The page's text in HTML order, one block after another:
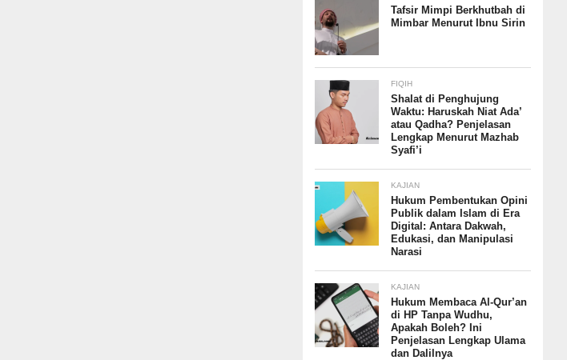
Tafsir Mimpi Berkhutbah di
Mimbar Menurut Ibnu Sirin
FIQIH
Shalat di Penghujung
Waktu: Haruskah Niat Ada’
atau Qadha? Penjelasan
Lengkap Menurut Mazhab
Syafi’i
KAJIAN
Hukum Pembentukan Opini
Publik dalam Islam di Era
Digital: Antara Dakwah,
Edukasi, dan Manipulasi
Narasi
KAJIAN
Hukum Membaca Al-Qur’an
di HP Tanpa Wudhu,
Apakah Boleh? Ini
Penjelasan Lengkap Ulama
dan Dalilnya